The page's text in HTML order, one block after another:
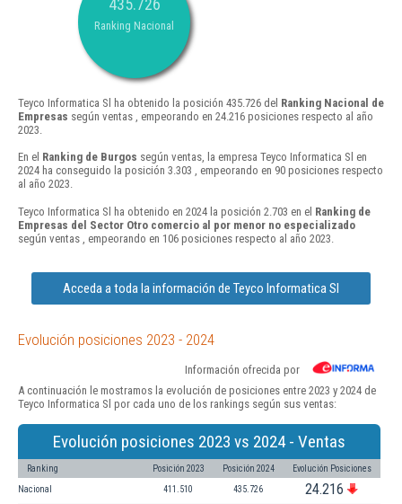
435.726
Ranking Nacional
Teyco Informatica Sl ha obtenido la posición 435.726 del Ranking Nacional de
Empresas según ventas , empeorando en 24.216 posiciones respecto al año
2023.
En el Ranking de Burgos según ventas, la empresa Teyco Informatica Sl en
2024 ha conseguido la posición 3.303 , empeorando en 90 posiciones respecto
al año 2023.
Teyco Informatica Sl ha obtenido en 2024 la posición 2.703 en el Ranking de
Empresas del Sector Otro comercio al por menor no especializado
según ventas , empeorando en 106 posiciones respecto al año 2023.
Acceda a toda la información de Teyco Informatica Sl
Evolución posiciones 2023 - 2024
Información ofrecida por
A continuación le mostramos la evolución de posiciones entre 2023 y 2024 de
Teyco Informatica Sl por cada uno de los rankings según sus ventas:
Evolución posiciones 2023 vs 2024 - Ventas
Ranking Posición 2023 Posición 2024 Evolución Posiciones
Nacional 411.510 435.726 24.216